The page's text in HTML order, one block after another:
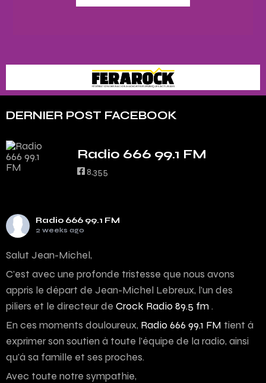
DERNIER POST FACEBOOK
Radio 666 99.1 FM
8,355
Radio 666 99.1 FM
2 weeks ago
Salut Jean-Michel,
C’est avec une profonde tristesse que nous avons
appris le départ de Jean-Michel Lebreux, l’un des
piliers et le directeur de Crock Radio 89.5 fm .
En ces moments douloureux, Radio 666 99.1 FM tient à
exprimer son soutien à toute l’équipe de la radio, ainsi
qu’à sa famille et ses proches.
Avec toute notre sympathie,